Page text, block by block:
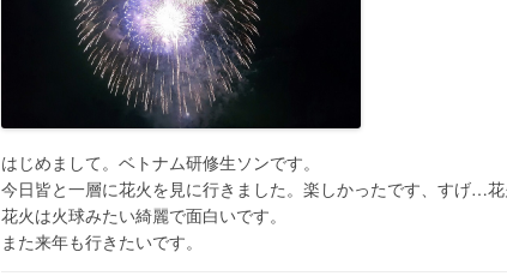
はじめまして。ベトナム研修生ソンです。
今日皆と一層に花火を見に行きました。楽しかったです、すげ…花
花火は火球みたい綺麗で面白いです。
また来年も行きたいです。